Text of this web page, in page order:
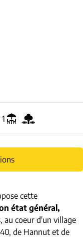
1
cette
état général,
au coeur d'un village
de Hannut et de